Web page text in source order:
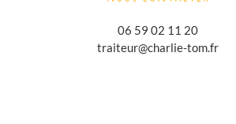
06 59 02 11 20
traiteur@charlie-tom.fr